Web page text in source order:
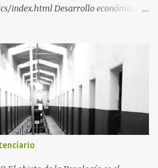
index.html Desarrollo económico y
centre-on-innovation-and-
and-innovation-
Política Internacional,
ocw.kyoto-u.ac.jp/05-faculty-of-
y Economía Nacional, Universidad
ocw/college-of-life-sciences-and-
1 Historia de la Economía
de Bangalore